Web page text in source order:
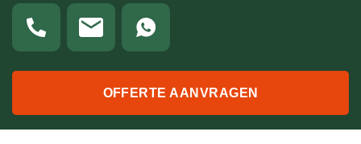
OFFERTE AANVRAGEN